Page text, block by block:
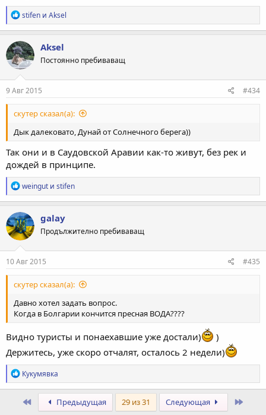
Р
е
а
к
ц
и
и
:
stifen и Aksel
Aksel
Постоянно пребиваващ
9 Авг 2015 #434
скутер сказал(а):
Дык далековато, Дунай от Солнечного берега))
Так они и в Саудовской Аравии как-то живут, без рек и
дождей в принципе.
Р
е
а
к
ц
и
и
:
weingut и stifen
galay
Продължително пребиваващ
10 Авг 2015 #435
скутер сказал(а):
Давно хотел задать вопрос.
Когда в Болгарии кончится пресная ВОДА????
Видно туристы и понаехавшие уже достали)
)
Держитесь, уже скоро отчалят, осталось 2 недели)
Р
е
а
к
Кукумявка
ПервыйПредыдущая 29 из 31 Следующая